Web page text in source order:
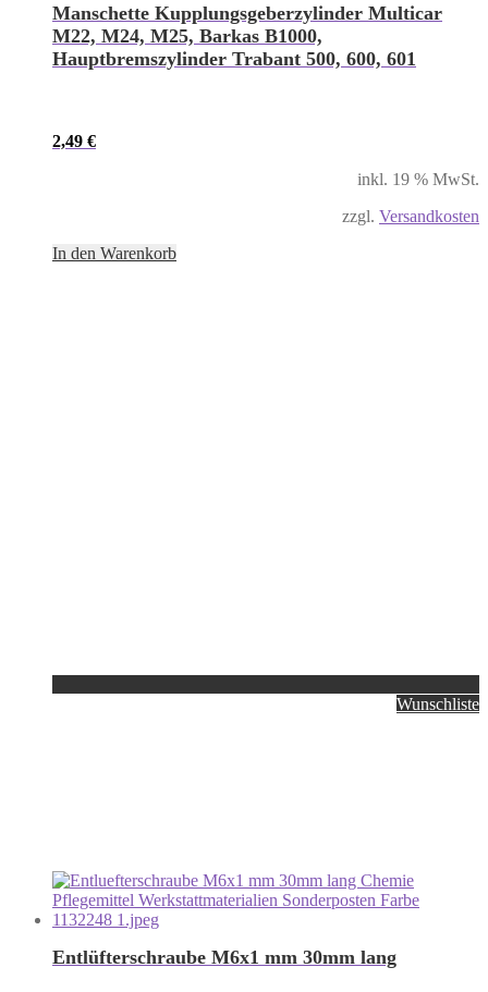
Manschette Kupplungsgeberzylinder Multicar
M22, M24, M25, Barkas B1000,
Hauptbremszylinder Trabant 500, 600, 601
2,49 €
inkl. 19 % MwSt.
zzgl. Versandkosten
In den Warenkorb
Wunschliste
Entlüfterschraube M6x1 mm 30mm lang